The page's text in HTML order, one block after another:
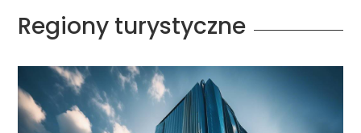
Regiony turystyczne